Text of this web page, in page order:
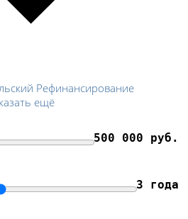
Рефинансирование
ещё
500 000 руб.
3 года